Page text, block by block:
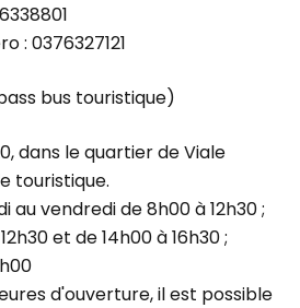
: 0376327121
bus touristique)
dans le quartier de Viale
touristique.
au vendredi de 8h00 à 12h30 ;
et de 14h00 à 16h30 ;
d'ouverture, il est possible